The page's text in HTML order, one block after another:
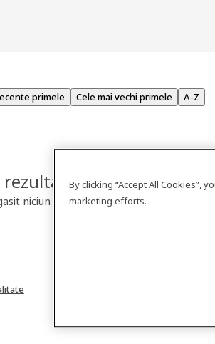
primele Cele mai vechi primele
A-Z
rezultate
niciun produs. Va rugam sa verificati
By clicking “Accept All Cookies”,
marketing efforts.